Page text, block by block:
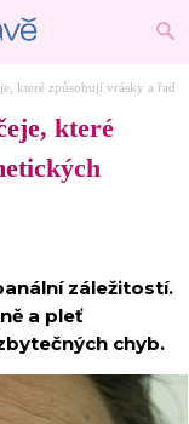
které způsobují vrásky a řadu
které
záležitostí.
a pleť
chyb.